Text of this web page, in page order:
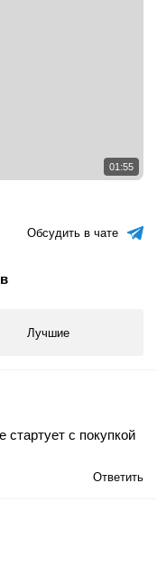
Обсудить в чате
Лучшие
с покупкой
Ответить
01:55